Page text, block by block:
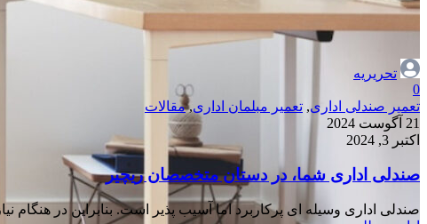
تحریریه
0
تعمیر صندلی اداری, تعمیر مبلمان اداری,مقالات
21 آگوست 2024
اکتبر 3, 2024
صندلی اداری شما، در دستان متخصصان ریچیر
صندلی اداری وسیله ای پرکاربرد اما آسیب پذیر است. بنابراین در هنگام